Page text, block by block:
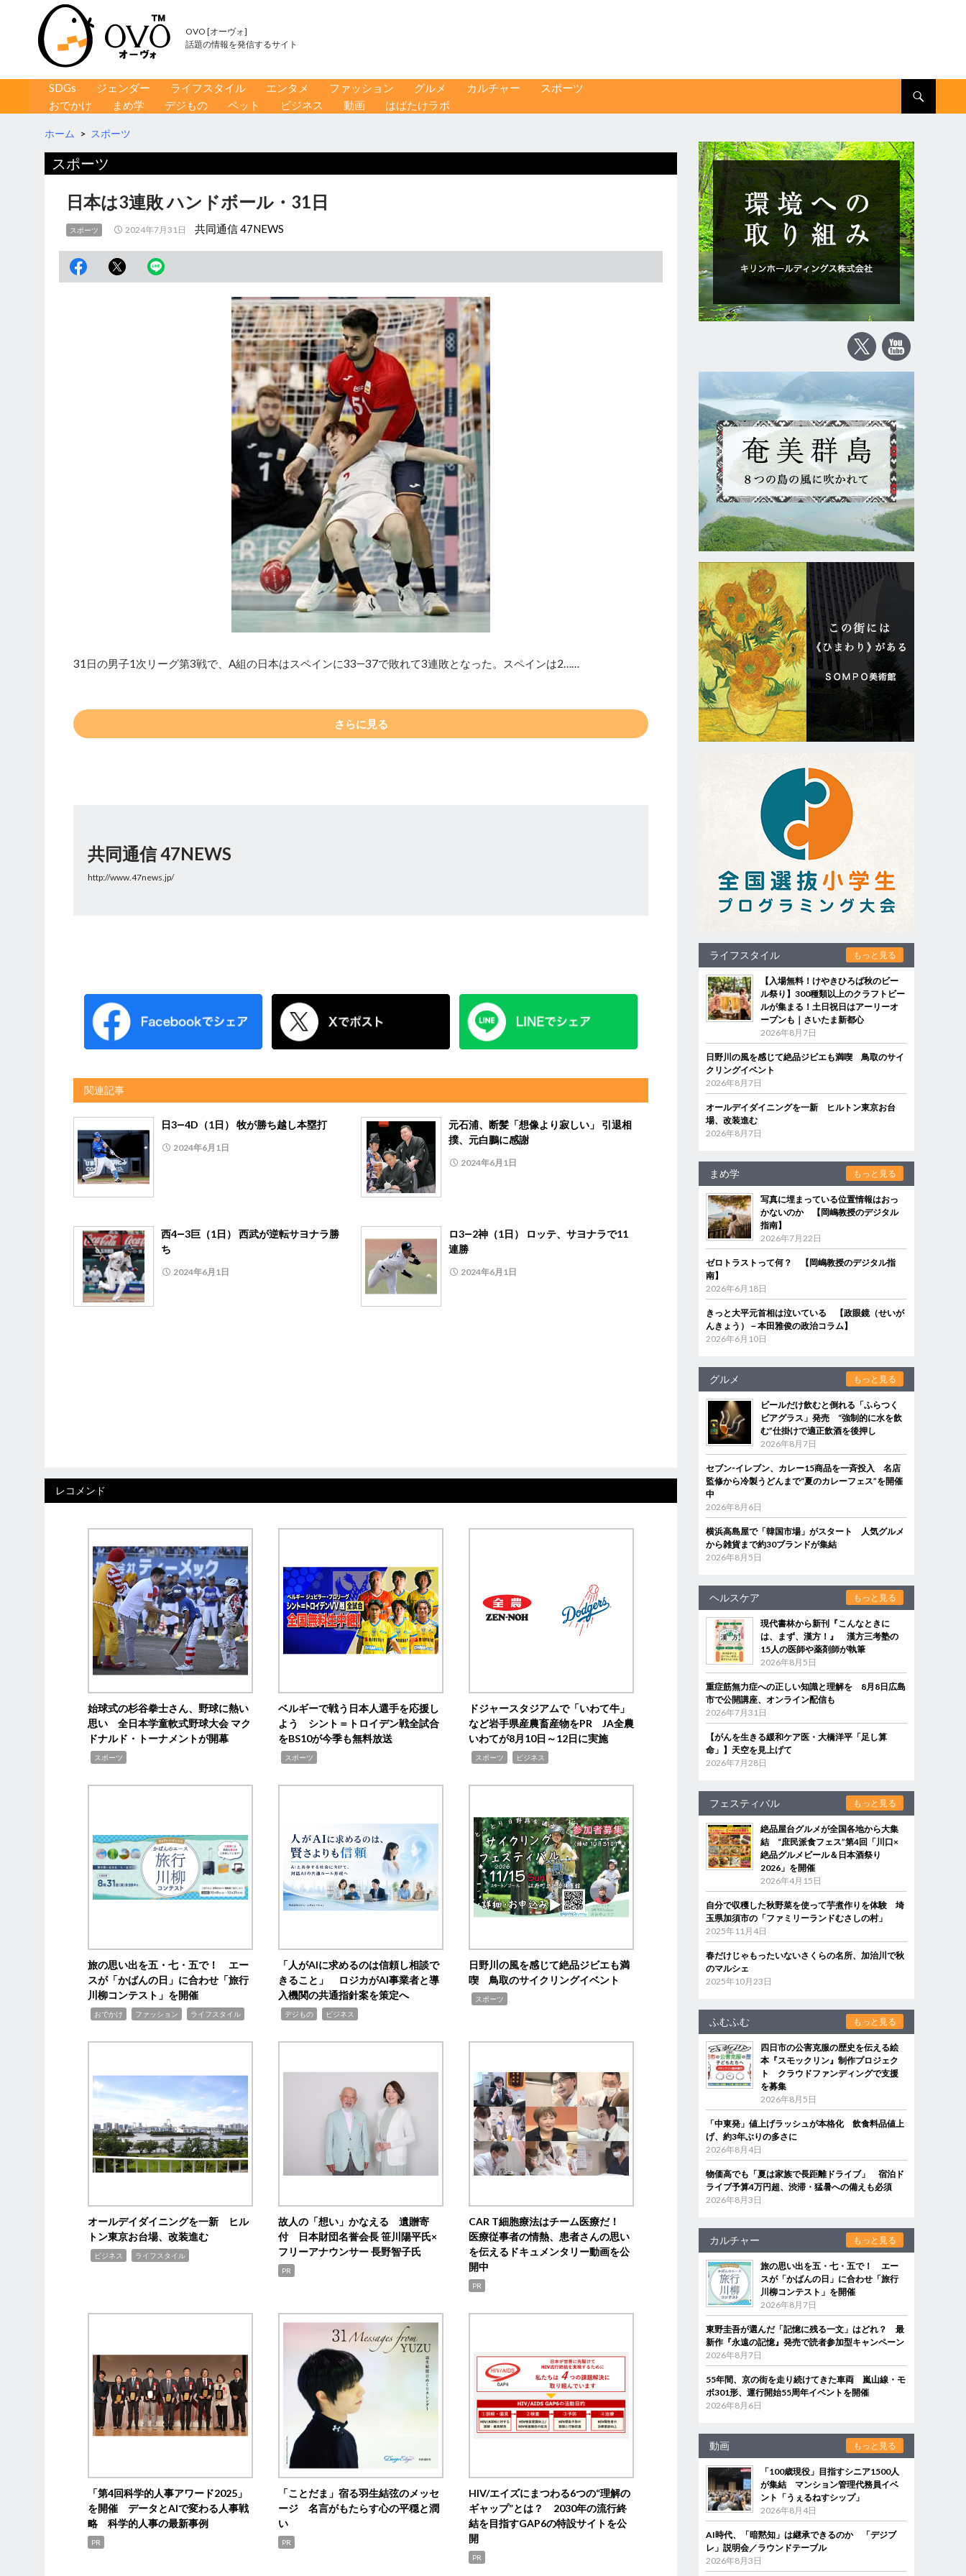
OVO [オーヴォ]
話題の情報を発信するサイト
コンテンツへ移動
SDGs ジェンダー ライフスタイル エンタメ ファッション グルメ カルチャー
スポーツ
おでかけ
まめ学 デジもの ペット ビジネス 動画 はばたけラボ
ホーム > スポーツ
スポーツ
日本は3連敗 ハンドボール・31日
スポーツ 2024年7月31日 共同通信 47NEWS
31日の男子1次リーグ第3戦で、A組の日本はスペインに33―37で敗れて3連敗となった。スペインは2……
さらに見る
共同通信 47NEWS
http://www.47news.jp/
関連記事
日3―4D（1日） 牧が勝ち越し本塁打
2024年6月1日
元石浦、断髪「想像より寂しい」 引退相
撲、元白鵬に感謝
2024年6月1日
西4―3巨（1日） 西武が逆転サヨナラ勝
ち
2024年6月1日
ロ3―2神（1日） ロッテ、サヨナラで11
連勝
2024年6月1日
レコメンド
始球式の杉谷拳士さん、野球に熱い
思い 全日本学童軟式野球大会 マク
ドナルド・トーナメントが開幕
スポーツ
ベルギーで戦う日本人選手を応援し
よう シント＝トロイデン戦全試合
をBS10が今季も無料放送
スポーツ
ドジャースタジアムで「いわて牛」
など岩手県産農畜産物をPR JA全農
いわてが8月10日～12日に実施
スポーツ ビジネス
旅の思い出を五・七・五で！ エー
スが「かばんの日」に合わせ「旅行
川柳コンテスト」を開催
おでかけ ファッション ライフスタイル
「人がAIに求めるのは信頼し相談で
きること」 ロジカがAI事業者と導
入機関の共通指針案を策定へ
デジもの ビジネス
日野川の風を感じて絶品ジビエも満
喫 鳥取のサイクリングイベント
スポーツ
オールデイダイニングを一新 ヒル
トン東京お台場、改装進む
ビジネス ライフスタイル
故人の「想い」かなえる 遺贈寄
付 日本財団名誉会長 笹川陽平氏×
フリーアナウンサー 長野智子氏
PR
CAR T細胞療法はチーム医療だ！
医療従事者の情熱、患者さんの思い
を伝えるドキュメンタリー動画を公
開中
PR
「第4回科学的人事アワード2025」
を開催 データとAIで変わる人事戦
略 科学的人事の最新事例
PR
「ことだま」宿る羽生結弦のメッセ
ージ 名言がもたらす心の平穏と潤
い
PR
HIV/エイズにまつわる6つの“理解の
ギャップ”とは？ 2030年の流行終
結を目指すGAP6の特設サイトを公
開
PR
ライフスタイル もっと見る
【入場無料！けやきひろば秋のビー
ル祭り】300種類以上のクラフトビー
ルが集まる！土日祝日はアーリーオ
ープンも｜さいたま新都心
2026年8月7日
日野川の風を感じて絶品ジビエも満喫 鳥取のサイ
クリングイベント
2026年8月7日
オールデイダイニングを一新 ヒルトン東京お台
場、改装進む
2026年8月7日
まめ学 もっと見る
写真に埋まっている位置情報はおっ
かないのか 【岡嶋教授のデジタル
指南】
2026年7月22日
ゼロトラストって何？ 【岡嶋教授のデジタル指
南】
2026年6月18日
きっと大平元首相は泣いている 【政眼鏡（せいが
んきょう）－本田雅俊の政治コラム】
2026年6月10日
グルメ もっと見る
ビールだけ飲むと倒れる「ふらつく
ビアグラス」発売 “強制的に水を飲
む”仕掛けで適正飲酒を後押し
2026年8月7日
セブン‐イレブン、カレー15商品を一斉投入 名店
監修から冷製うどんまで“夏のカレーフェス”を開催
中
2026年8月6日
横浜高島屋で「韓国市場」がスタート 人気グルメ
から雑貨まで約30ブランドが集結
2026年8月5日
ヘルスケア もっと見る
現代書林から新刊『こんなときに
は、まず、漢方！』 漢方三考塾の
15人の医師や薬剤師が執筆
2026年8月5日
重症筋無力症への正しい知識と理解を 8月8日広島
市で公開講座、オンライン配信も
2026年7月31日
【がんを生きる緩和ケア医・大橋洋平「足し算
命」】天空を見上げて
2026年7月28日
フェスティバル もっと見る
絶品屋台グルメが全国各地から大集
結 “庶民派食フェス”第4回「川口×
絶品グルメビール＆日本酒祭り
2026」を開催
2026年4月15日
自分で収穫した秋野菜を使って芋煮作りを体験 埼
玉県加須市の「ファミリーランドむさしの村」
2025年11月4日
春だけじゃもったいないさくらの名所、加治川で秋
のマルシェ
2025年10月23日
ふむふむ もっと見る
四日市の公害克服の歴史を伝える絵
本『スモックリン』制作プロジェク
ト クラウドファンディングで支援
を募集
2026年8月5日
「中東発」値上げラッシュが本格化 飲食料品値上
げ、約3年ぶりの多さに
2026年8月4日
物価高でも「夏は家族で長距離ドライブ」 宿泊ド
ライブ予算4万円超、渋滞・猛暑への備えも必須
2026年8月3日
カルチャー もっと見る
旅の思い出を五・七・五で！ エー
スが「かばんの日」に合わせ「旅行
川柳コンテスト」を開催
2026年8月7日
東野圭吾が選んだ「記憶に残る一文」はどれ？ 最
新作『永遠の記憶』発売で読者参加型キャンペーン
2026年8月7日
55年間、京の街を走り続けてきた車両 嵐山線・モ
ボ301形、運行開始55周年イベントを開催
2026年8月6日
動画 もっと見る
「100歳現役」目指すシニア1500人
が集結 マンション管理代務員イベ
ント「うぇるねすシップ」
2026年8月4日
AI時代、「暗黙知」は継承できるのか 「デジブ
レ」説明会／ラウンドテーブル
2026年8月3日